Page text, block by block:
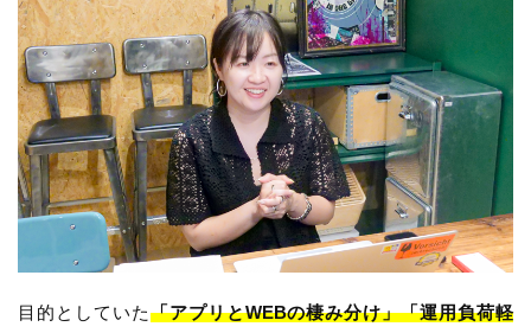
目的としていた「アプリとWEBの棲み分け」「運用負荷軽